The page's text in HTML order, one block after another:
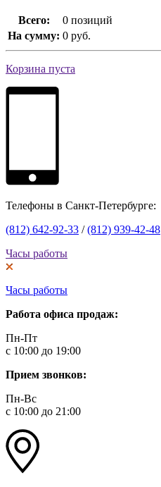
Всего:
0 позиций
На сумму: 0 руб.
Корзина пуста
Телефоны в Санкт-Петербурге:
(812) 642-92-33 /(812) 939-42-48
Часы работы
Часы работы
Работа офиса продаж:
Пн-Пт
с 10:00 до 19:00
Прием звонков:
Пн-Вс
с 10:00 до 21:00